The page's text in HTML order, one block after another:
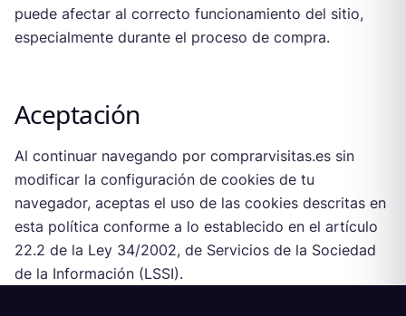
puede afectar al correcto funcionamiento del sitio,
especialmente durante el proceso de compra.
Aceptación
Al continuar navegando por comprarvisitas.es sin
modificar la configuración de cookies de tu
navegador, aceptas el uso de las cookies descritas en
esta política conforme a lo establecido en el artículo
22.2 de la Ley 34/2002, de Servicios de la Sociedad
de la Información (LSSI).